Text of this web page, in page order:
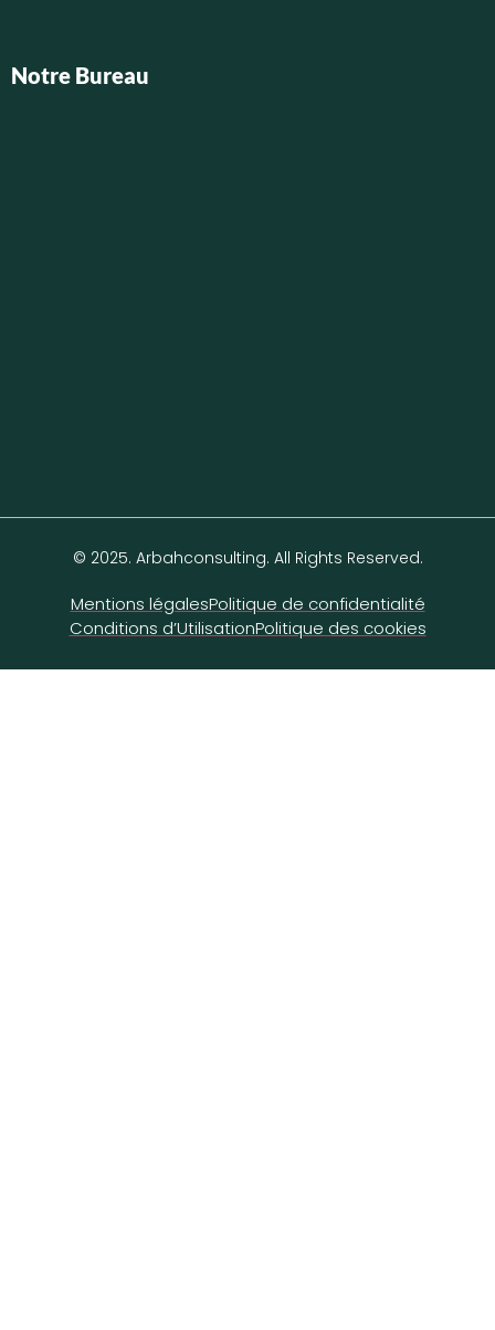
Notre Bureau
© 2025. Arbahconsulting. All Rights Reserved.
Mentions légalesPolitique de confidentialité
Conditions d’UtilisationPolitique des cookies